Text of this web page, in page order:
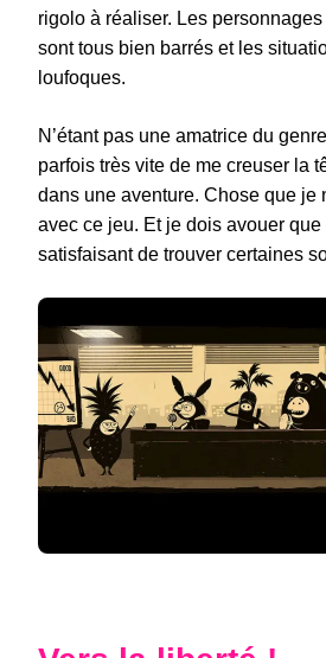
rigolo à réaliser. Les personnages
sont tous bien barrés et les
loufoques.
N’étant pas une amatrice du
parfois très vite de me creuser la
dans une aventure. Chose que je
avec ce jeu. Et je dois avouer que
satisfaisant de trouver certaines